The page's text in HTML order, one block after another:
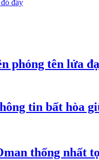
đây
phóng tên lửa
tin bất hòa
thống nhất